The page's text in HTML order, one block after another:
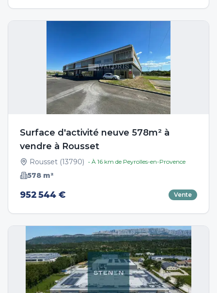
Surface d'activité neuve 578m² à
vendre à Rousset
Rousset (13790) • À 16 km de Peyrolles-en-Provence
578 m²
952 544 € Vente